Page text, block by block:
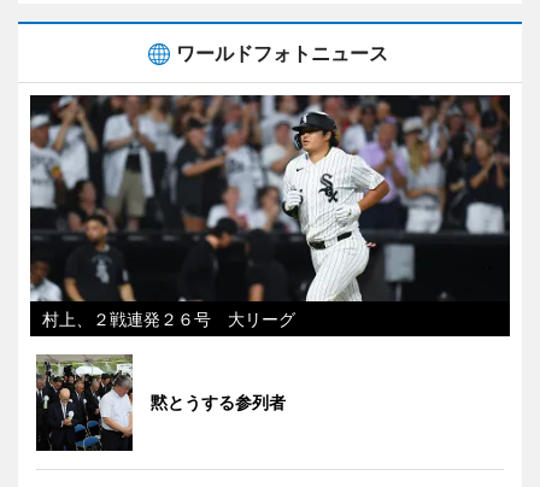
ワールドフォトニュース
村上、２戦連発２６号 大リーグ
黙とうする参列者